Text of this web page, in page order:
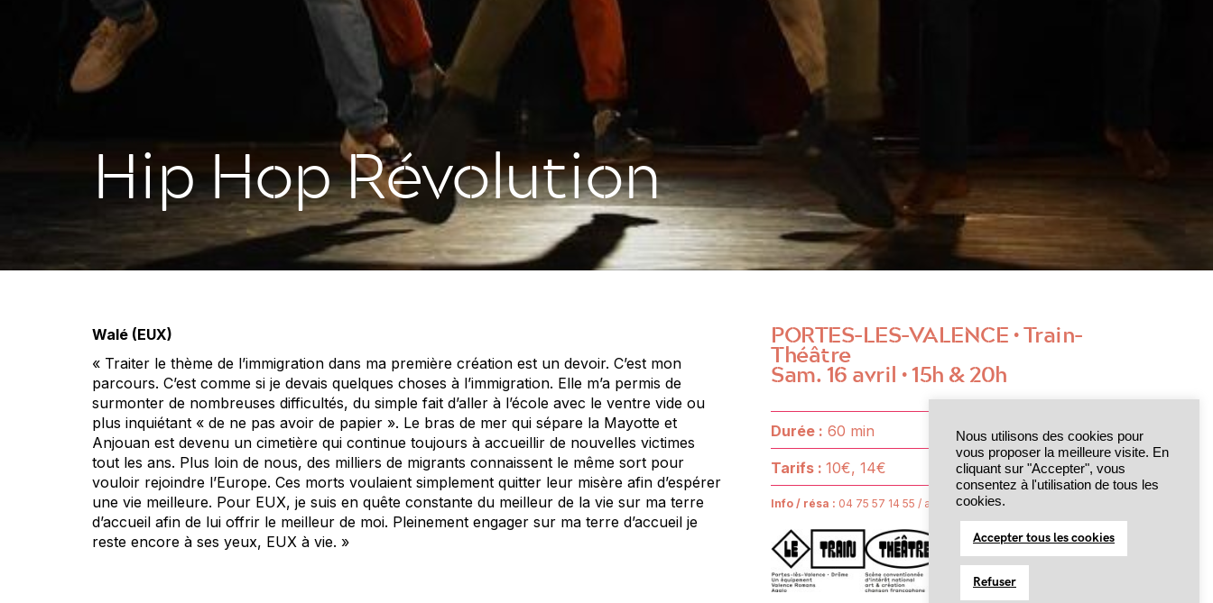
Hip Hop Révolution
Walé (EUX)
« Traiter le thème de l’immigration dans ma première création est un devoir. C’est mon
parcours. C’est comme si je devais quelques choses à l’immigration. Elle m’a permis de
surmonter de nombreuses difficultés, du simple fait d’aller à l’école avec le ventre vide ou
plus inquiétant « de ne pas avoir de papier ». Le bras de mer qui sépare la Mayotte et
Anjouan est devenu un cimetière qui continue toujours à accueillir de nouvelles victimes
tout les ans. Plus loin de nous, des milliers de migrants connaissent le même sort pour
vouloir rejoindre l’Europe. Ces morts voulaient simplement quitter leur misère afin d’espérer
une vie meilleure. Pour EUX, je suis en quête constante du meilleur de la vie sur ma terre
d’accueil afin de lui offrir le meilleur de moi. Pleinement engager sur ma terre d’accueil je
reste encore à ses yeux, EUX à vie. »
PORTES-LES-VALENCE• Train-
Théâtre
Sam. 16 avril •15h & 20h
Durée : 60 min
Tarifs :10€, 14€
Info / résa : 04 75 57 14 55 / accueil@train-theatre.fr
Nous utilisons des cookies pour
vous proposer la meilleure visite. En
cliquant sur "Accepter", vous
consentez à l'utilisation de tous les
cookies.
Accepter tous les cookies
Refuser